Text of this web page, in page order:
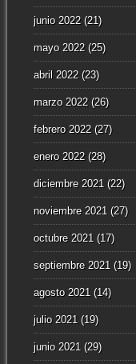
junio 2022(21)
mayo 2022(25)
abril 2022(23)
marzo 2022(26)
febrero 2022(27)
enero 2022(28)
diciembre 2021 (22)
noviembre 2021 (27)
octubre 2021 (17)
septiembre 2021 (19)
agosto 2021 (14)
julio 2021 (19)
junio 2021 (29)